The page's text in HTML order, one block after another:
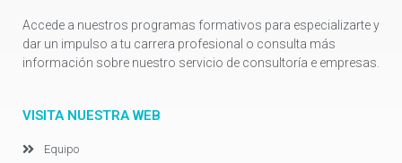
Accede a nuestros programas formativos para especializarte y
dar un impulso a tu carrera profesional o consulta más
información sobre nuestro servicio de consultoría e empresas.
VISITA NUESTRA WEB
Equipo